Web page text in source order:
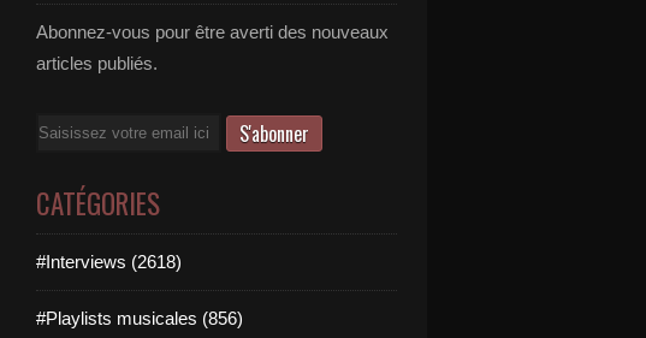
Abonnez-vous pour être averti des nouveaux
articles publiés.
Email
CATÉGORIES
#Interviews (2618)
#Playlists musicales (856)